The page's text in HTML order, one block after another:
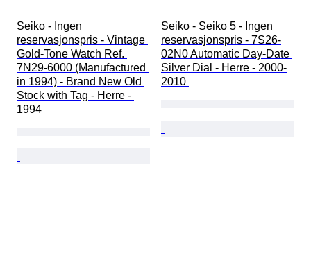
Seiko - Ingen
reservasjonspris - Vintage
Gold-Tone Watch Ref.
7N29-6000 (Manufactured
in 1994) - Brand New Old
Stock with Tag - Herre -
1994
Seiko - Seiko 5 - Ingen
reservasjonspris - 7S26-
02N0 Automatic Day-Date
Silver Dial - Herre - 2000-
2010